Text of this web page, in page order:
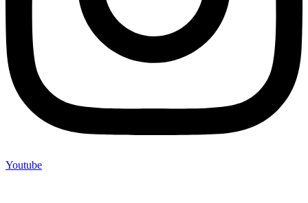
Youtube